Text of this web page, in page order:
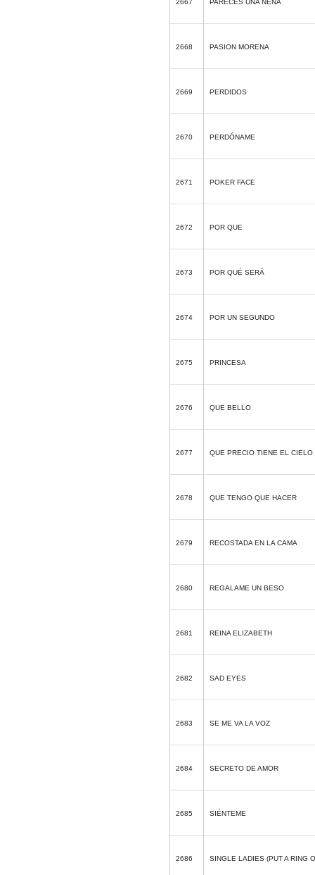
2667 PARECES UNA NENA
2668 PASION MORENA
2669 PERDIDOS
2670 PERDÓNAME
2671 POKER FACE
2672 POR QUE
2673 POR QUÉ SERÁ
2674 POR UN SEGUNDO
2675 PRINCESA
2676 QUE BELLO
2677 QUE PRECIO TIENE EL CIELO
2678 QUE TENGO QUE HACER
2679 RECOSTADA EN LA CAMA
2680 REGALAME UN BESO
2681 REINA ELIZABETH
2682 SAD EYES
2683 SE ME VA LA VOZ
2684 SECRETO DE AMOR
2685 SIÉNTEME
2686 SINGLE LADIES (PUT A RING